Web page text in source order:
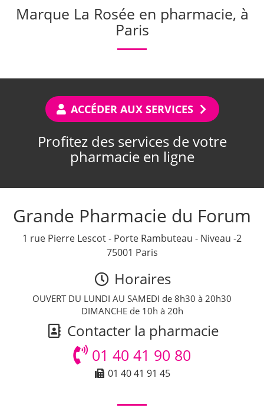
Marque La Rosée en pharmacie, à
Paris
ACCÉDER AUX SERVICES
Profitez des services de votre
pharmacie en ligne
Grande Pharmacie du Forum
1 rue Pierre Lescot - Porte Rambuteau - Niveau -2
75001 Paris
Horaires
OUVERT DU LUNDI AU SAMEDI de 8h30 à 20h30
DIMANCHE de 10h à 20h
Contacter la pharmacie
01 40 41 90 80
01 40 41 91 45